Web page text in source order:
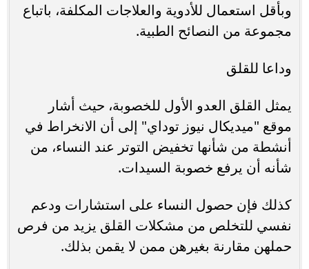
وبأقل استعمال للأدوية والعلاجات المكلفة، باتباع
مجموعة من النصائح الطبية.
وداعا للقلق
يمثل القلق العدو الأول للخصوبة، حيث أشار
موقع "ميديكال نيوز توداي" إلى أن الانخراط في
أنشطة من شأنها تخفيض التوتر عند النساء، من
شأنه أن يرفع خصوبة السيدات.
كذلك فإن حصول النساء على استشارات ودعم
نفسي للتخلص من مشكلات القلق يزيد من فرص
حملهن مقارنة بغيرهن ممن لا يقمن بذلك.